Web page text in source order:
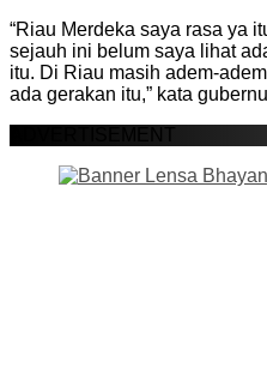
“Riau Merdeka saya rasa ya
sejauh ini belum saya lihat
itu. Di Riau masih adem-
ada gerakan itu,” kata
ADVERTISEMENT